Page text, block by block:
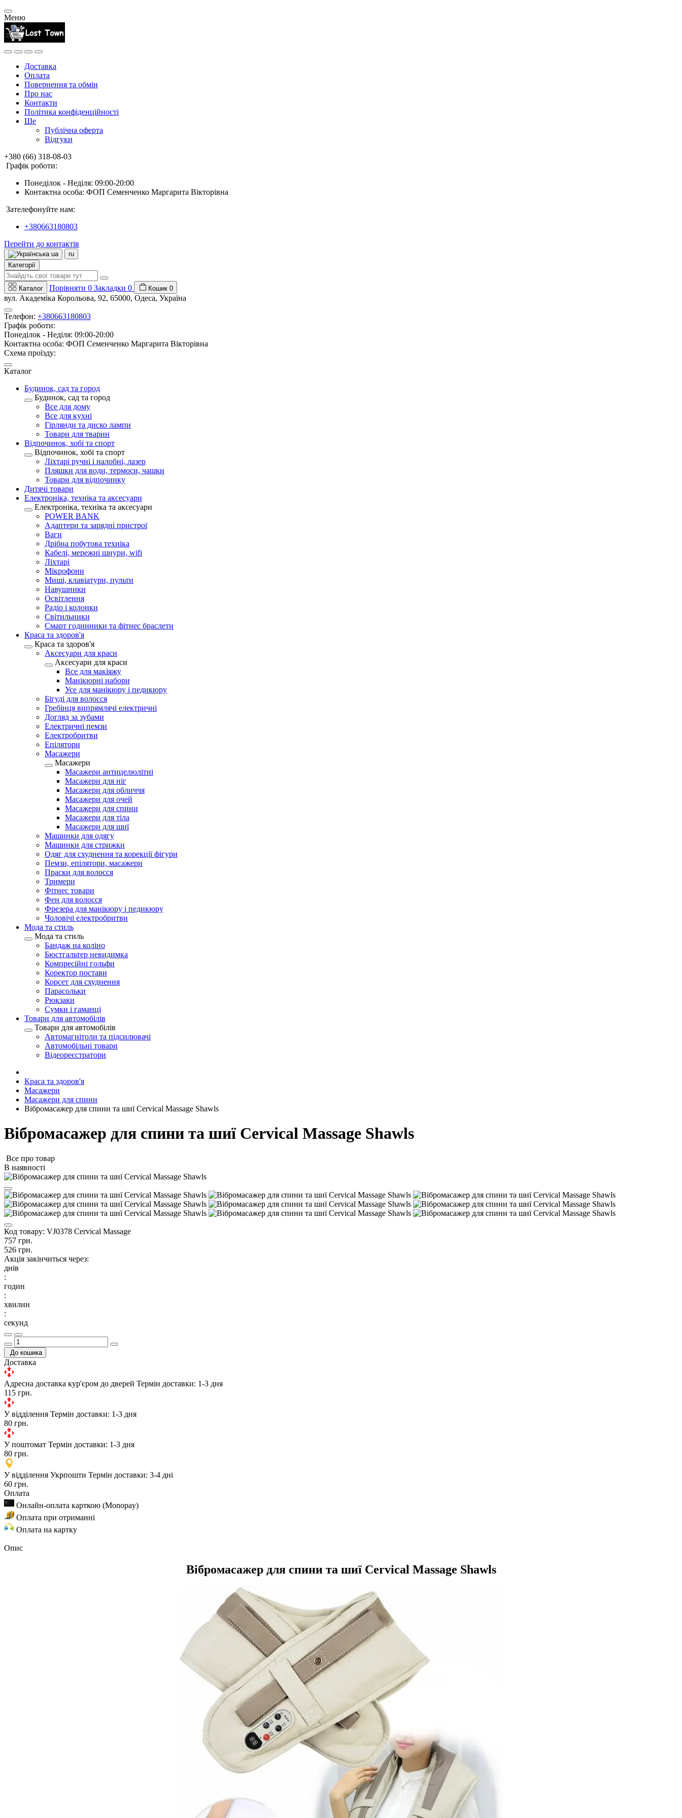
Меню
Доставка
Оплата
Повернення та обмін
Про нас
Контакти
Політика конфіденційності
Ще
Публічна оферта
Відгуки
+380 (66) 318-08-03
Графік роботи:
Понеділок - Неділя: 09:00-20:00
Контактна особа: ФОП Семенченко Маргарита Вікторівна
Зателефонуйте нам:
+380663180803
Перейти до контактів
ua
ru
Категорії
Каталог Порівняти 0 Закладки 0 Кошик 0
вул. Академіка Корольова, 92, 65000, Одеса, Україна
Телефон: +380663180803
Графік роботи:
Понеділок - Неділя: 09:00-20:00
Контактна особа: ФОП Семенченко Маргарита Вікторівна
Схема проїзду:
Каталог
Будинок, сад та город
Будинок, сад та город
Все для дому
Все для кухні
Гірлянди та диско лампи
Товари для тварин
Відпочинок, хобі та спорт
Відпочинок, хобі та спорт
Ліхтарі ручні і налобні, лазер
Пляшки для води, термоси, чашки
Товари для відпочинку
Дитячі товари
Електроніка, техніка та аксесуари
Електроніка, техніка та аксесуари
POWER BANK
Адаптери та зарядні пристрої
Ваги
Дрібна побутова техніка
Кабелі, мережні шнури, wifi
Ліхтарі
Мікрофони
Миші, клавіатури, пульти
Навушники
Освітлення
Радіо і колонки
Світильники
Смарт годинники та фітнес браслети
Краса та здоров'я
Краса та здоров'я
Аксесуари для краси
Аксесуари для краси
Все для макіяжу
Манікюрні набори
Усе для манікюру і педикюру
Бігуді для волосся
Гребінця випрямлячі електричні
Догляд за зубами
Електричні пемзи
Електробритви
Епілятори
Масажери
Масажери
Масажери антицелюлітні
Масажери для ніг
Масажери для обличчя
Масажери для очей
Масажери для спини
Масажери для тіла
Масажери для шиї
Машинки для одягу
Машинки для стрижки
Одяг для схуднення та корекції фігури
Пемзи, епілятори, масажери
Праски для волосся
Тримери
Фітнес товари
Фен для волосся
Фрезера для манікюру і педикюру
Чоловічі електробритви
Мода та стиль
Мода та стиль
Бандаж на коліно
Бюстгальтер невидимка
Компресійні гольфи
Коректор постави
Корсет для схуднення
Парасольки
Рюкзаки
Сумки і гаманці
Товари для автомобілів
Товари для автомобілів
Автомагнітоли та підсилювачі
Автомобільні товари
Відеореєстратори
Краса та здоров'я
Масажери
Масажери для спини
Вібромасажер для спини та шиї Cervical Massage Shawls
Вібромасажер для спини та шиї Cervical Massage Shawls
Все про товар
В наявності
Код товару: VJ0378 Cervical Massage
757 грн.
526 грн.
Акція закінчиться через:
днів
:
годин
:
хвилин
:
секунд
До кошика
Доставка
Адресна доставка кур'єром до дверей Термін доставки: 1-3 дня
115 грн.
У відділення Термін доставки: 1-3 дня
80 грн.
У поштомат Термін доставки: 1-3 дня
80 грн.
У відділення Укрпошти Термін доставки: 3-4 дні
60 грн.
Оплата
Онлайн-оплата карткою (Monopay)
Оплата при отриманні
Оплата на картку
Опис
Вібромасажер для спини та шиї Cervical Massage Shawls